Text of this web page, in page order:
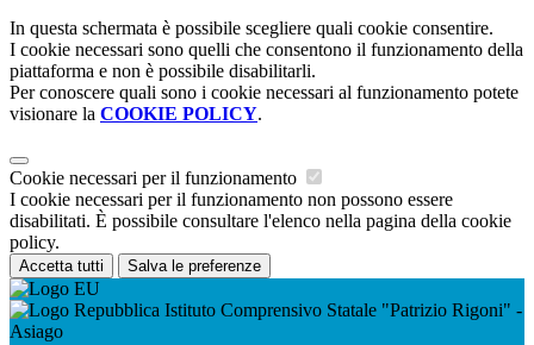
In questa schermata è possibile scegliere quali cookie consentire.
I cookie necessari sono quelli che consentono il funzionamento della
piattaforma e non è possibile disabilitarli.
Per conoscere quali sono i cookie necessari al funzionamento potete
visionare la COOKIE POLICY.
Cookie necessari per il funzionamento
I cookie necessari per il funzionamento non possono essere
disabilitati. È possibile consultare l'elenco nella pagina della cookie
policy.
Accetta tutti Salva le preferenze
Istituto Comprensivo Statale "Patrizio Rigoni" -
Asiago